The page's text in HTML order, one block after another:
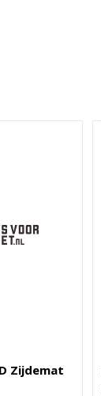
Zijdemat